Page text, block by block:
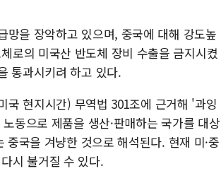
을 장악하고 있으며, 중국에 대해 강도높
로의 미국산 반도체 장비 수출을 금지시켰
통과시키려 하고 있다.
국 현지시간) 무역법 301조에 근거해 '과잉
동으로 제품을 생산·판매하는 국가를 대상
국을 겨냥한 것으로 해석된다. 현재 미·중
시 불거질 수 있다.